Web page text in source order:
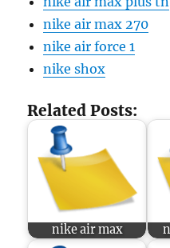
nike air max 270
nike air force 1
nike shox
Related Posts:
nike air max